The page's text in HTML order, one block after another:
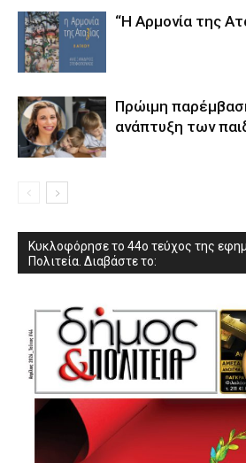
“Η Αρμονία της
Πρώιμη
ανάπτυξη των
Κυκλοφόρησε το 44ο τεύχος της
Πολιτεία. Διαβάστε το: